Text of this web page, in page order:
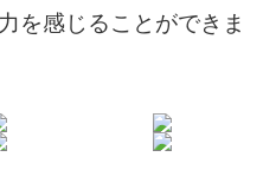
を感じることができま